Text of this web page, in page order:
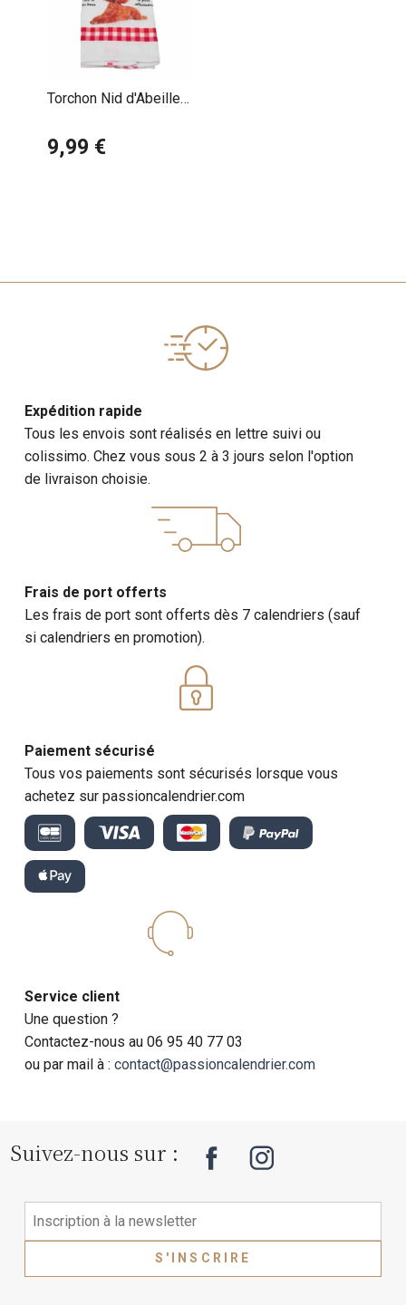
Torchon Nid d'Abeille
9,99 €
Expédition rapide
Tous les envois sont réalisés en lettre suivi ou
colissimo. Chez vous sous 2 à 3 jours selon l'option
de livraison choisie.
Frais de port offerts
Les frais de port sont offerts dès 7 calendriers (sauf
si calendriers en promotion).
Paiement sécurisé
Tous vos paiements sont sécurisés lorsque vous
achetez sur passioncalendrier.com
Service client
Une question ?
Contactez-nous au 06 95 40 77 03
ou par mail à :contact@passioncalendrier.com
Suivez-nous sur :
S'INSCRIRE